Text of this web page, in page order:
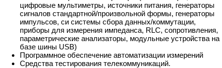
цифровые мультиметры, источники питания, генераторы
сигналов стандартной/произвольной формы, генераторы
импульсов, си системы сбора данных/коммутации,
приборы для измерения импеданса, RLC, сопротивления,
параметрические анализаторы, модульные устройства на
базе шины USB)
Программное обеспечение автоматизации измерений
Средства тестирования телекоммуникаций.